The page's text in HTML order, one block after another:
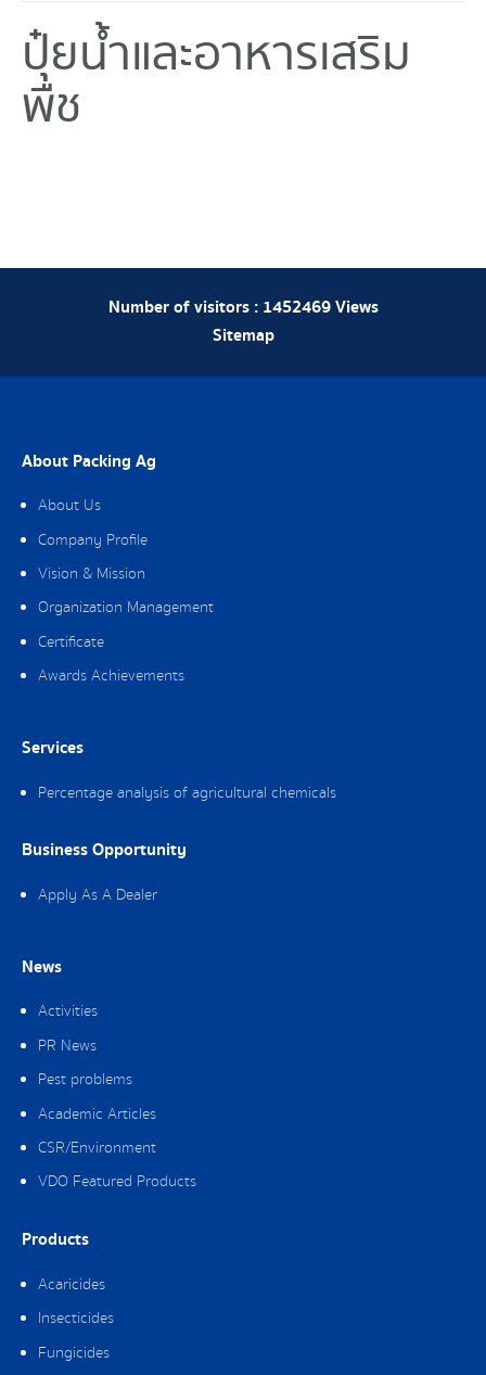
ปุ๋ยน้ำและอาหารเสริม
พืช
Number of visitors : 1452469Views
Sitemap
About Packing Ag
About Us
Company Profile
Vision & Mission
Organization Management
Certificate
Awards Achievements
Services
Percentage analysis of agricultural chemicals
Business Opportunity
Apply As A Dealer
News
Activities
PR News
Pest problems
Academic Articles
CSR/Environment
VDO Featured Products
Products
Acaricides
Insecticides
Fungicides